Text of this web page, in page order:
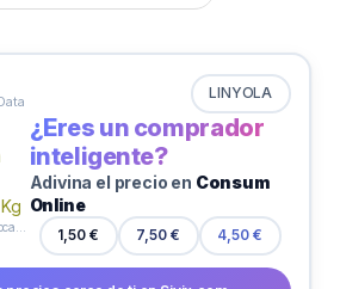
LINYOLA
¿Eres un comprador
inteligente?
Adivina el precio en Consum
Online
1,50 € 7,50 € 4,50 €